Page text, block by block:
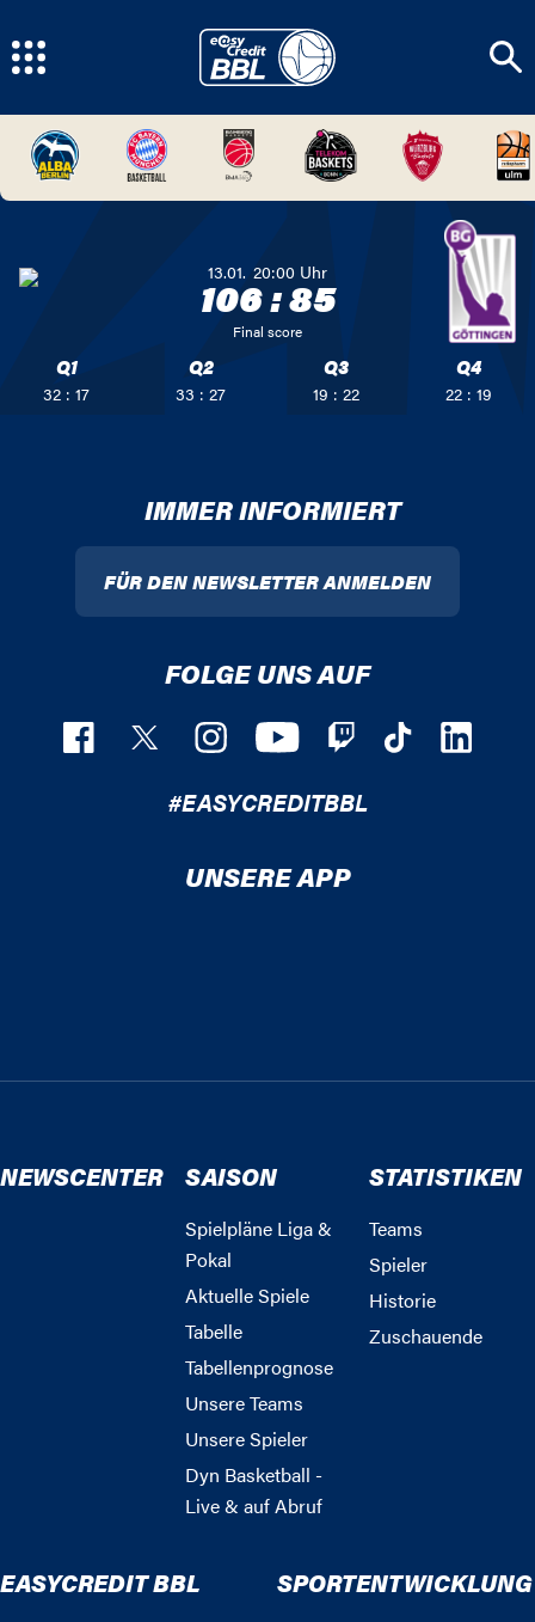
13.01. 20:00 Uhr
106:85
Final score
Q1
32 : 17
Q2
33 : 27
Q3
19 : 22
Q4
22 : 19
IMMER INFORMIERT
FÜR DEN NEWSLETTER ANMELDEN
FOLGE UNS AUF
#EASYCREDITBBL
UNSERE APP
NEWSCENTER SAISON
Spielpläne Liga &
Pokal
Aktuelle Spiele
Tabelle
Tabellenprognose
Unsere Teams
Unsere Spieler
Dyn Basketball -
Live & auf Abruf
STATISTIKEN
Teams
Spieler
Historie
Zuschauende
EASYCREDIT BBL SPORTENTWICKLUNG